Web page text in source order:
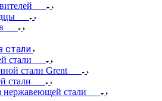
стали
стали
стали Grent
стали
нержавеющей стали